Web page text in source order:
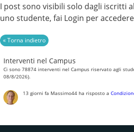
I post sono visibili solo dagli iscritti
uno studente, fai Login per
Interventi nel Campus
Ci sono 78874 interventi nel Campus riservato agli
08/8/2026).
13 giorni fa Massimo44ha risposto a